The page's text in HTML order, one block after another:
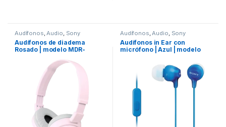
Audífonos,Audio, Sony
Audífonos de diadema
Rosado | modelo MDR-
Audífonos,Audio, Sony
Audífonos in Ear con
micrófono | Azul | modelo